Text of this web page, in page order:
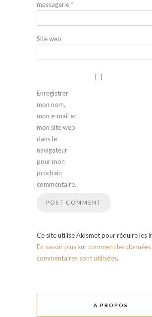
messagerie*
Site web
Enregistrer
mon nom,
mon e-mail et
mon site web
dans le
navigateur
pour mon
prochain
commentaire.
Ce site utilise Akismet pour réduire les
En savoir plus sur comment les
commentaires sont utilisées.
A PROPOS